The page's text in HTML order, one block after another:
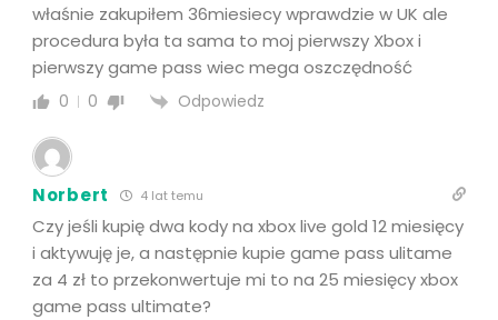
właśnie zakupiłem 36miesiecy wprawdzie w UK ale
procedura była ta sama to moj pierwszy Xbox i
pierwszy game pass wiec mega oszczędność
0 0 Odpowiedz
Norbert 4 lat temu
Czy jeśli kupię dwa kody na xbox live gold 12 miesięcy
i aktywuję je, a następnie kupie game pass ulitame
za 4 zł to przekonwertuje mi to na 25 miesięcy xbox
game pass ultimate?